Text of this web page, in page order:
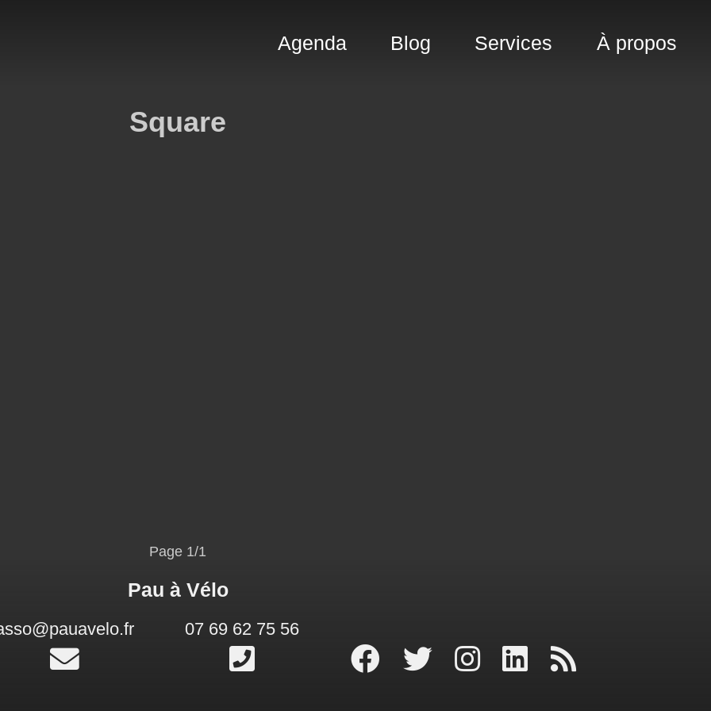
Agenda Blog Services À propos
Square
Page 1/1
Pau à Vélo
Écrire
07 69 62 75 56
Appeler
page profilprofil profilRSS